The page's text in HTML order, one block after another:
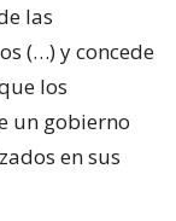
las
(…) y concede
los
un gobierno
en sus